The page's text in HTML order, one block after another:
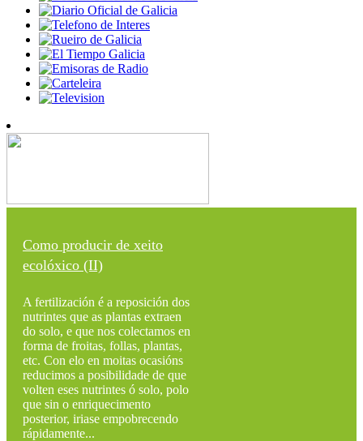
Como producir de xeito
ecolóxico (II)
A fertilización é a reposición dos
nutrintes que as plantas extraen
do solo, e que nos colectamos en
forma de froitas, follas, plantas,
etc. Con elo en moitas ocasións
reducimos a posibilidade de que
volten eses nutrintes ó solo, polo
que sin o enriquecimento
posterior, iriase empobrecendo
rápidamente...